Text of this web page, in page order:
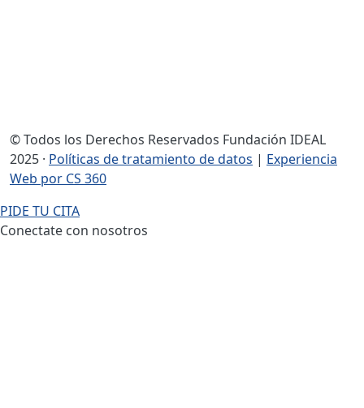
© Todos los Derechos Reservados Fundación IDEAL
2025 · Políticas de tratamiento de datos | Experiencia
Web por CS 360
PIDE TU CITA
Conectate con nosotros